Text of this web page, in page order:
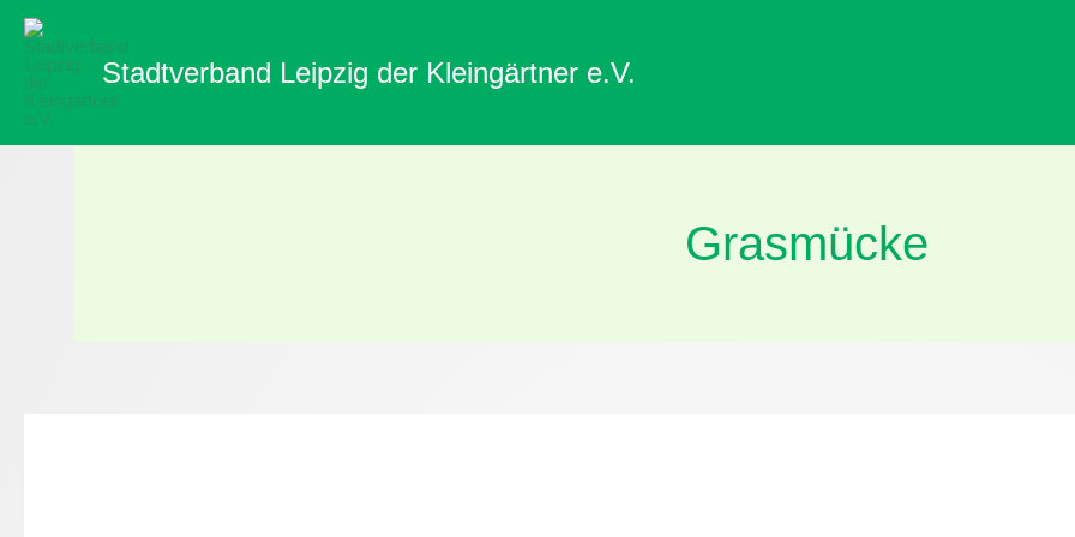
Zum
Inhalt
springen
Stadtverband Leipzig der Kleingärtner e.V.
Grasmücke